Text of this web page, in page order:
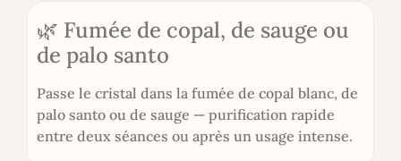
🌿 Fumée de copal, de sauge ou
de palo santo
Passe le cristal dans la fumée de copal blanc, de
palo santo ou de sauge — purification rapide
entre deux séances ou après un usage intense.